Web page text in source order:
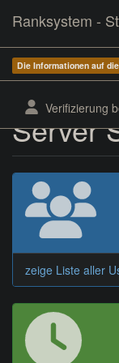
Ranksystem -
Die Informationen auf
Verifizierung
Server
zeige Liste aller